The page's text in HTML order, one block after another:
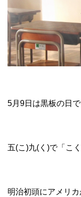
5月9日は黒板の日で
五(こ)九(く)で「こ
明治初頭にアメリ